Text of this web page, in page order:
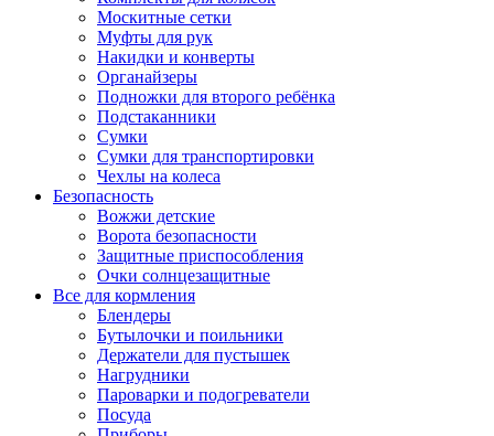
Москитные сетки
Муфты для рук
Накидки и конверты
Органайзеры
Подножки для второго ребёнка
Подстаканники
Сумки
Сумки для транспортировки
Чехлы на колеса
Безопасность
Вожжи детские
Ворота безопасности
Защитные приспособления
Очки солнцезащитные
Все для кормления
Блендеры
Бутылочки и поильники
Держатели для пустышек
Нагрудники
Пароварки и подогреватели
Посуда